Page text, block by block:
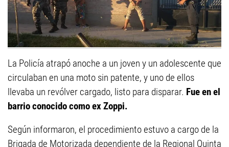
La Policía atrapó anoche a un joven y un adolescente que
circulaban en una moto sin patente, y uno de ellos
llevaba un revólver cargado, listo para disparar. Fue en el
barrio conocido como ex Zoppi.
Según informaron, el procedimiento estuvo a cargo de la
Brigada de Motorizada dependiente de la Regional Quinta